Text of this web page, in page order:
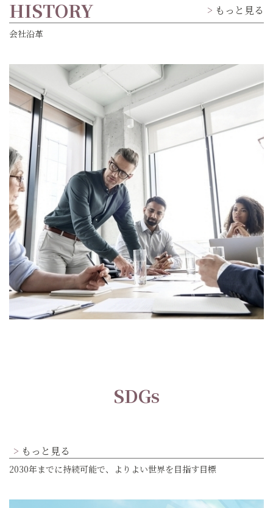
HISTORY もっと見る
会社沿革
SDGs
もっと見る
2030年までに持続可能で、よりよい世界を目指す目標